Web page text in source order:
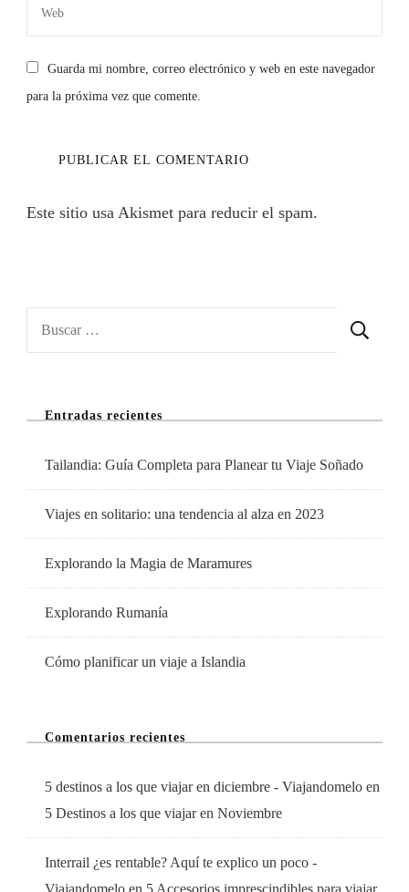
Guarda mi nombre, correo electrónico y web en este navegador
para la próxima vez que comente.
Este sitio usa Akismet para reducir el spam.
Entradas recientes
Tailandia: Guía Completa para Planear tu Viaje Soñado
Viajes en solitario: una tendencia al alza en 2023
Explorando la Magia de Maramures
Explorando Rumanía
Cómo planificar un viaje a Islandia
Comentarios recientes
5 destinos a los que viajar en diciembre - Viajandomelo en
5 Destinos a los que viajar en Noviembre
Interrail ¿es rentable? Aquí te explico un poco -
Viajandomelo en 5 Accesorios imprescindibles para viajar